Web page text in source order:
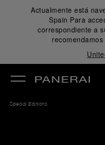
Actualmente está
Spain Para
correspondiente a
Special Editions